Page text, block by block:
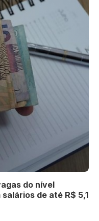
do nível
de até R$ 5,1